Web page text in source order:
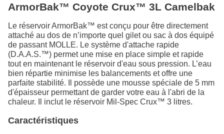
ArmorBak™ Coyote Crux™ 3L Camelbak
Le réservoir ArmorBak™ est conçu pour être directement
attaché au dos de n’importe quel gilet ou sac à dos équipé
de passant MOLLE. Le système d'attache rapide
(D.A.A.S.™) permet une mise en place simple et rapide
tout en maintenant le réservoir d'eau sous pression. L’eau
bien répartie minimise les balancements et offre une
parfaite stabilité. Il possède une mousse spéciale de 5 mm
d'épaisseur permettant de garder votre eau à l'abri de la
chaleur. Il inclut le réservoir Mil-Spec Crux™ 3 litres.
Caractéristiques